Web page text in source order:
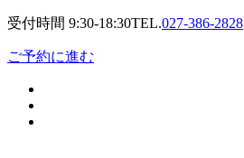
受付時間 9:30-18:30TEL.027-386-2828
ご予約に進む